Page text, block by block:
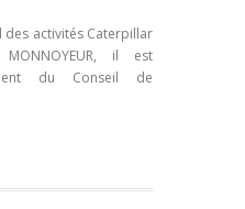
des activités Caterpillar
il est
du Conseil de